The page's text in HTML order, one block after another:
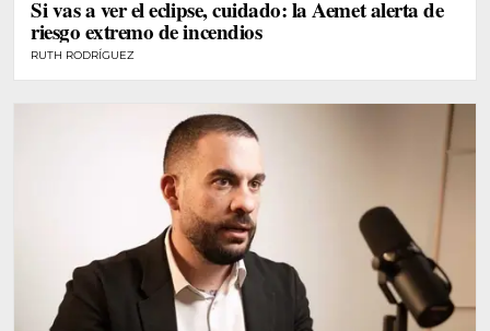
Si vas a ver el eclipse, cuidado: la Aemet alerta de
riesgo extremo de incendios
RUTH RODRÍGUEZ